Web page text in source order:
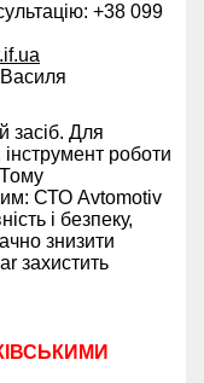
+38 099
засіб. Для
інструмент роботи
СТО Avtomotiv
і безпеку,
знизити
захистить